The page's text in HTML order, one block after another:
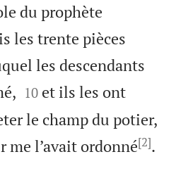
du prophète
les trente pièces
les descendants


10 et ils les ont
le champ du potier,
me l’avait ordonné[2].